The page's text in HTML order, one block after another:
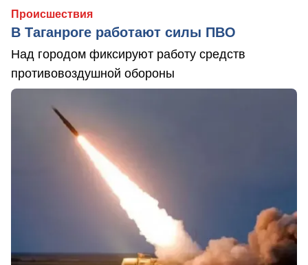
Происшествия
В Таганроге работают силы ПВО
Над городом фиксируют работу средств
противовоздушной обороны